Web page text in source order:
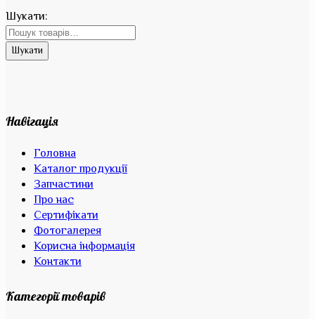
Шукати:
Шукати
Навігація
Головна
Каталог продукції
Запчастини
Про нас
Сертифікати
Фотогалерея
Корисна інформація
Контакти
Категорії товарів